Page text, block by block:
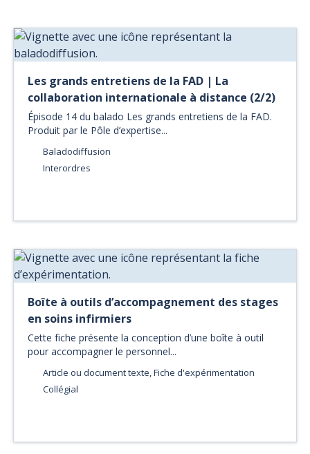
Les grands entretiens de la FAD | La
collaboration internationale à distance (2/2)
Épisode 14 du balado Les grands entretiens de la FAD.
Produit par le Pôle d’expertise...
Baladodiffusion
Interordres
Boîte à outils d’accompagnement des stages
en soins infirmiers
Cette fiche présente la conception d’une boîte à outil
pour accompagner le personnel...
Article ou document texte, Fiche d'expérimentation
Collégial